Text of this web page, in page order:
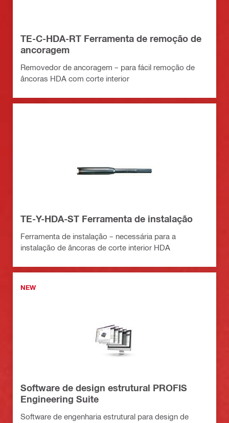
TE-C-HDA-RT Ferramenta de remoção de
ancoragem
Removedor de ancoragem – para fácil remoção de
âncoras HDA com corte interior
TE-Y-HDA-ST Ferramenta de instalação
Ferramenta de instalação – necessária para a
instalação de âncoras de corte interior HDA
NEW
Software de design estrutural PROFIS
Engineering Suite
Software de engenharia estrutural para design de